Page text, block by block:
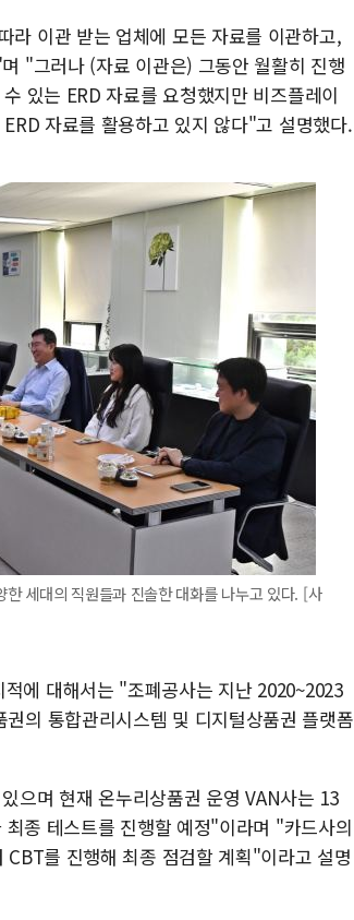
라 이관 받는 업체에 모든 자료를 이관하고,
"그러나 (자료 이관은) 그동안 월활히 진행
있는 ERD 자료를 요청했지만 비즈플레이
자료를 활용하고 있지 않다"고 설명했다.
세대의 직원들과 진솔한 대화를 나누고 있다. [사
에 대해서는 "조폐공사는 지난 2020~2023
의 통합관리시스템 및 디지털상품권 플랫폼
으며 현재 온누리상품권 운영 VAN사는 13
종 테스트를 진행할 예정"이라며 "카드사의
를 진행해 최종 점검할 계획"이라고 설명